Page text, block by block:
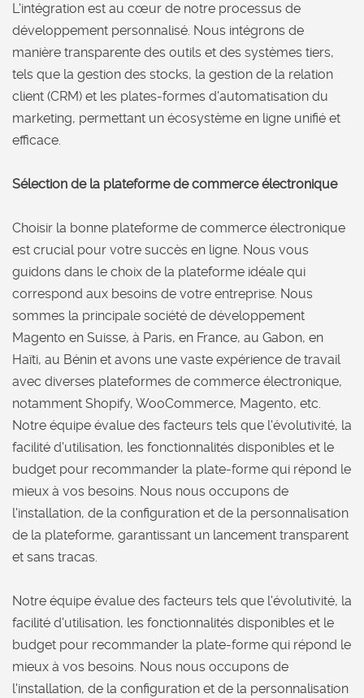
L'intégration est au cœur de notre processus de
développement personnalisé. Nous intégrons de
manière transparente des outils et des systèmes tiers,
tels que la gestion des stocks, la gestion de la relation
client (CRM) et les plates-formes d'automatisation du
marketing, permettant un écosystème en ligne unifié et
efficace.
Sélection de la plateforme de commerce électronique
Choisir la bonne plateforme de commerce électronique
est crucial pour votre succès en ligne. Nous vous
guidons dans le choix de la plateforme idéale qui
correspond aux besoins de votre entreprise. Nous
sommes la principale société de développement
Magento en Suisse, à Paris, en France, au Gabon, en
Haïti, au Bénin et avons une vaste expérience de travail
avec diverses plateformes de commerce électronique,
notamment Shopify, WooCommerce, Magento, etc.
Notre équipe évalue des facteurs tels que l'évolutivité, la
facilité d'utilisation, les fonctionnalités disponibles et le
budget pour recommander la plate-forme qui répond le
mieux à vos besoins. Nous nous occupons de
l'installation, de la configuration et de la personnalisation
de la plateforme, garantissant un lancement transparent
et sans tracas.
Notre équipe évalue des facteurs tels que l'évolutivité, la
facilité d'utilisation, les fonctionnalités disponibles et le
budget pour recommander la plate-forme qui répond le
mieux à vos besoins. Nous nous occupons de
l'installation, de la configuration et de la personnalisation